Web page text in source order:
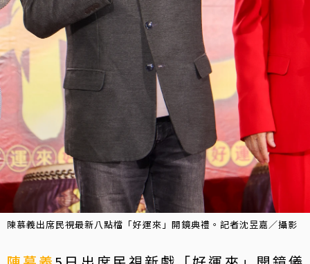
陳慕義出席民視最新八點檔「好運來」開鏡典禮。記者沈昱嘉／攝影